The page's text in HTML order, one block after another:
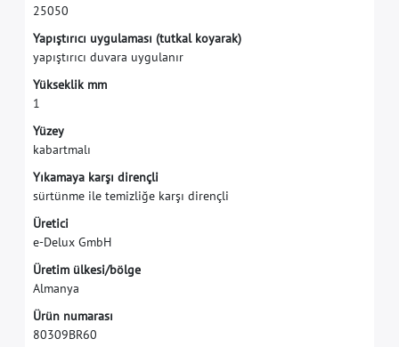
25050
Yapıştırıcı uygulaması (tutkal koyarak)
yapıştırıcı duvara uygulanır
Yükseklik mm
1
Yüzey
kabartmalı
Yıkamaya karşı dirençli
sürtünme ile temizliğe karşı dirençli
Üretici
e-Delux GmbH
Üretim ülkesi/bölge
Almanya
Ürün numarası
80309BR60